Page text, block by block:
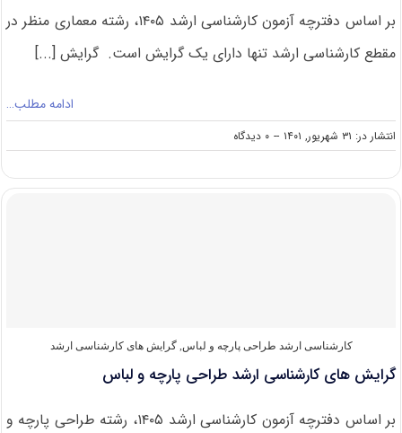
بر اساس دفترچه آزمون کارشناسی ارشد ۱۴۰۵، رشته معماری منظر در
مقطع کارشناسی ارشد تنها دارای یک گرایش است. گرایش [...]
ادامه مطلب…
انتشار در: ۳۱ شهریور, ۱۴۰۱ -- ۰ دیدگاه
on
گرایش
کارشناسی
کارشناسی ارشد طراحی پارچه و لباس,گرایش های کارشناسی ارشد
گرایش های کارشناسی ارشد طراحی پارچه و لباس
بر اساس دفترچه آزمون کارشناسی ارشد ۱۴۰۵، رشته طراحی پارچه و